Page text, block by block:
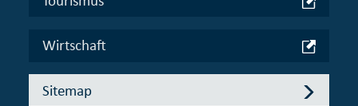
Wirtschaft
Sitemap